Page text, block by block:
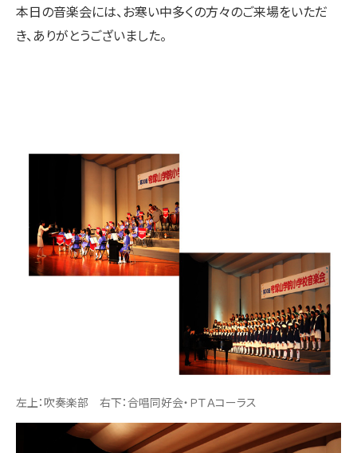
本日の音楽会には、お寒い中多くの方々のご来場をいただ
き、ありがとうございました。
左上：吹奏楽部 右下：合唱同好会・ＰＴＡコーラス